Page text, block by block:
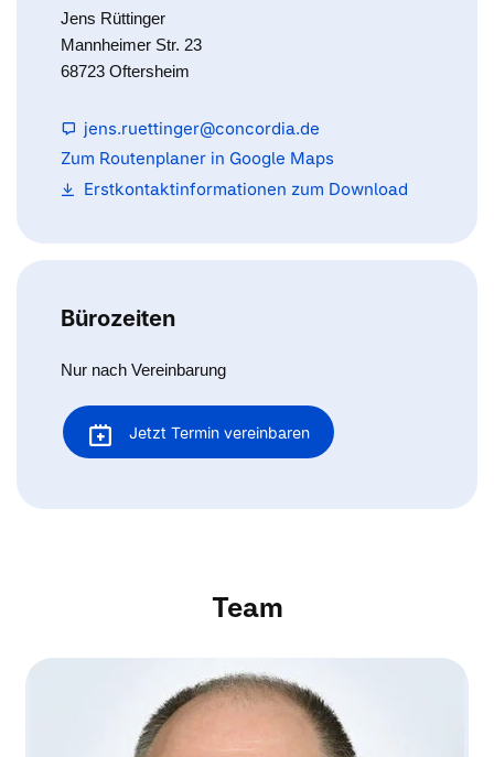
Jens Rüttinger
Mannheimer Str. 23
68723 Oftersheim
jens.ruettinger@concordia.de
Zum Routenplaner in Google Maps
Erstkontaktinformationen zum Download
Bürozeiten
Nur nach Vereinbarung
Jetzt Termin vereinbaren
Team